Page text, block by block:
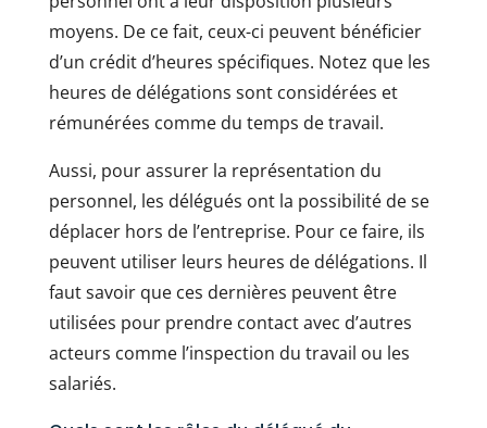
moyens. De ce fait, ceux-ci peuvent bénéficier
d’un crédit d’heures spécifiques. Notez que les
heures de délégations sont considérées et
rémunérées comme du temps de travail.
Aussi, pour assurer la représentation du
personnel, les délégués ont la possibilité de se
déplacer hors de l’entreprise. Pour ce faire, ils
peuvent utiliser leurs heures de délégations. Il
faut savoir que ces dernières peuvent être
utilisées pour prendre contact avec d’autres
acteurs comme l’inspection du travail ou les
salariés.